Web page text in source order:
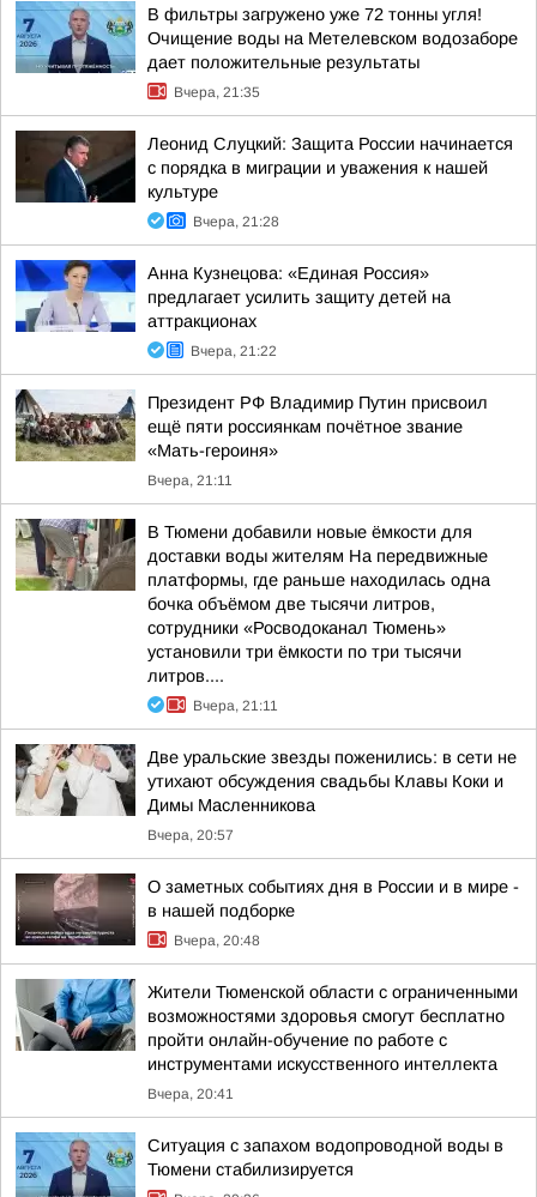
В фильтры загружено уже 72 тонны угля!
Очищение воды на Метелевском водозаборе
дает положительные результаты
Вчера, 21:35
Леонид Слуцкий: Защита России начинается
с порядка в миграции и уважения к нашей
культуре
Вчера, 21:28
Анна Кузнецова: «Единая Россия»
предлагает усилить защиту детей на
аттракционах
Вчера, 21:22
Президент РФ Владимир Путин присвоил
ещё пяти россиянкам почётное звание
«Мать-героиня»
Вчера, 21:11
В Тюмени добавили новые ёмкости для
доставки воды жителям На передвижные
платформы, где раньше находилась одна
бочка объёмом две тысячи литров,
сотрудники «Росводоканал Тюмень»
установили три ёмкости по три тысячи
литров....
Вчера, 21:11
Две уральские звезды поженились: в сети не
утихают обсуждения свадьбы Клавы Коки и
Димы Масленникова
Вчера, 20:57
О заметных событиях дня в России и в мире -
в нашей подборке
Вчера, 20:48
Жители Тюменской области с ограниченными
возможностями здоровья смогут бесплатно
пройти онлайн-обучение по работе с
инструментами искусственного интеллекта
Вчера, 20:41
Ситуация с запахом водопроводной воды в
Тюмени стабилизируется